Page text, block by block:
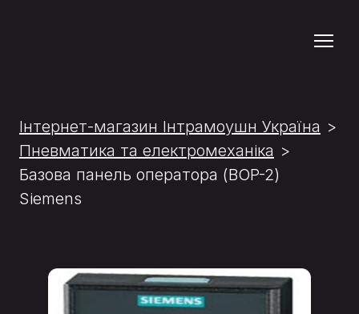
Інтернет-магазин Інтрамоушн Україна
Пневматика та електромеханіка
Базова панель оператора (BOP-2)
Siemens